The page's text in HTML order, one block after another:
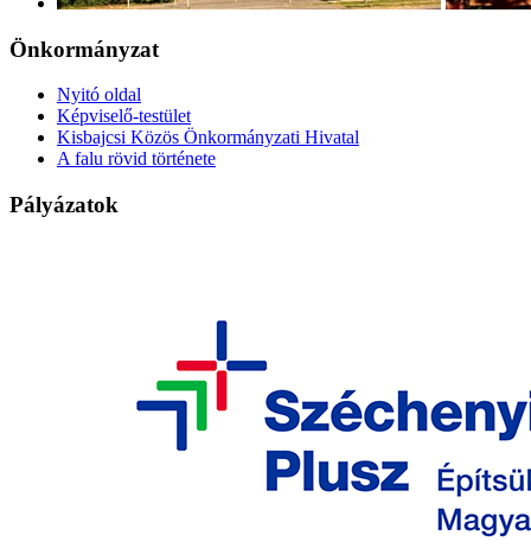
Önkormányzat
Nyitó oldal
Képviselő-testület
Kisbajcsi Közös Önkormányzati Hivatal
A falu rövid története
Pályázatok